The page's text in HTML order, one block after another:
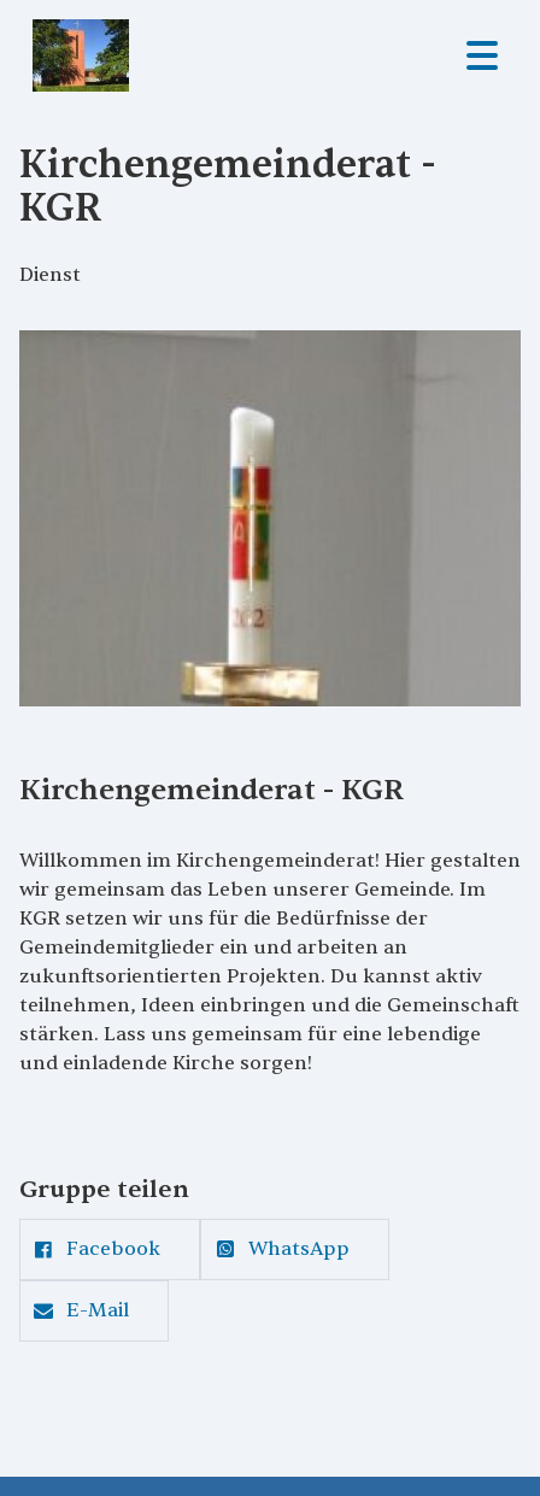
Kirchengemeinderat -
KGR
Dienst
Kirchengemeinderat - KGR
Willkommen im Kirchengemeinderat! Hier gestalten
wir gemeinsam das Leben unserer Gemeinde. Im
KGR setzen wir uns für die Bedürfnisse der
Gemeindemitglieder ein und arbeiten an
zukunftsorientierten Projekten. Du kannst aktiv
teilnehmen, Ideen einbringen und die Gemeinschaft
stärken. Lass uns gemeinsam für eine lebendige
und einladende Kirche sorgen!
Gruppe teilen
Facebook WhatsApp
E-Mail